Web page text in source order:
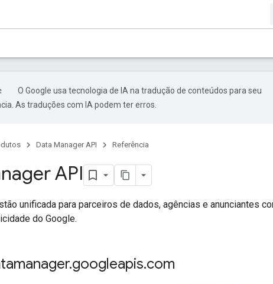
O Google usa tecnologia de IA na tradução de conteúdos para seu
As traduções com IA podem ter erros.
Data Manager API Referência
API
unificada para parceiros de dados, agências e anunciantes
do Google.
.googleapis.com